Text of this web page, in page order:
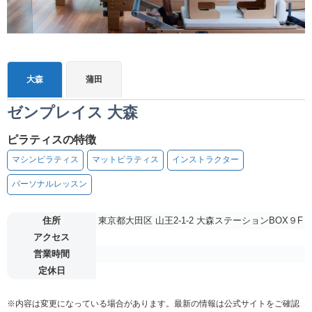
大森 蒲田
ゼンプレイス 大森
ピラティスの特徴
マシンピラティス マットピラティス インストラクター
パーソナルレッスン
住所
東京都大田区 山王2-1-2 大森ステーションBOX９F
アクセス
営業時間
定休日
※内容は変更になっている場合があります。最新の情報は公式サイトをご確認